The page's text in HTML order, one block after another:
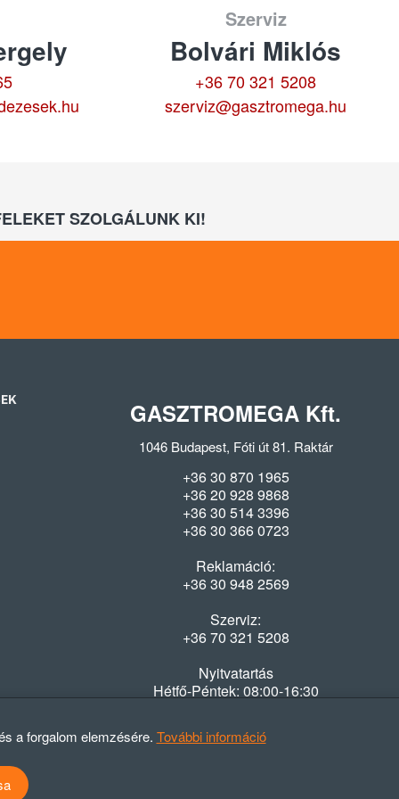
Szerviz
Bolvári Miklós
+36 70 321 5208
szerviz@gasztromega.hu
SZOLGÁLUNK KI!
GASZTROMEGA Kft.
1046 Budapest, Fóti út 81. Raktár
+36 30 870 1965
+36 20 928 9868
+36 30 514 3396
+36 30 366 0723
Reklamáció:
+36 30 948 2569
Szerviz:
+36 70 321 5208
Nyitvatartás
Hétfő-Péntek: 08:00-16:30
szabályzat
a forgalom elemzésére. További információ